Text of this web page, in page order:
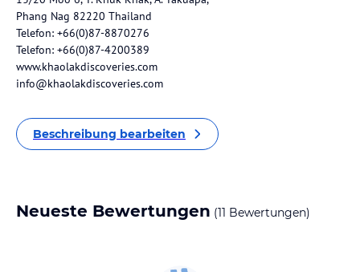
Phang Nag 82220 Thailand
Telefon: +66(0)87-8870276
Telefon: +66(0)87-4200389
www.khaolakdiscoveries.com
info@khaolakdiscoveries.com
Beschreibung bearbeiten
Neueste Bewertungen (11 Bewertungen)